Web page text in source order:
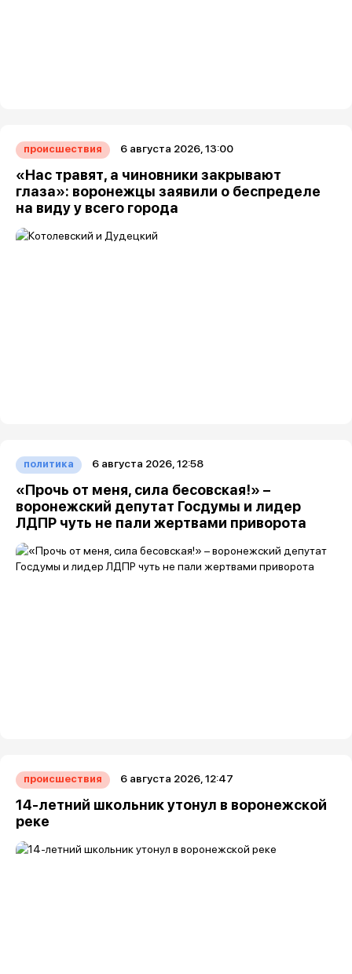
происшествия 6 августа 2026, 13:00
«Нас травят, а чиновники закрывают
глаза»: воронежцы заявили о беспределе
на виду у всего города
политика 6 августа 2026, 12:58
«Прочь от меня, сила бесовская!» –
воронежский депутат Госдумы и лидер
ЛДПР чуть не пали жертвами приворота
происшествия 6 августа 2026, 12:47
14-летний школьник утонул в воронежской
реке